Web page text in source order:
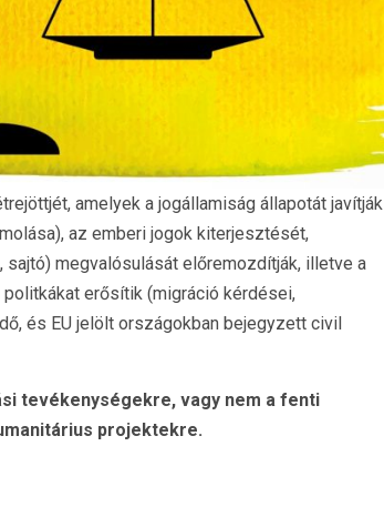
amelyek a jogállamiság állapotát javítják
az emberi jogok kiterjesztését,
megvalósulását előremozdítják, illetve a
erősítik (migráció kérdései,
és EU jelölt országokban bejegyzett civil
tevékenységekre, vagy nem a fenti
projektekre.